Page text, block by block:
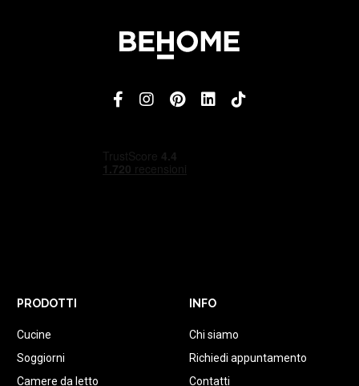
PRODOTTI
Cucine
Soggiorni
Camere da letto
INFO
Chi siamo
Richiedi appuntamento
Contatti